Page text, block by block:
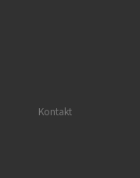
Kontakt